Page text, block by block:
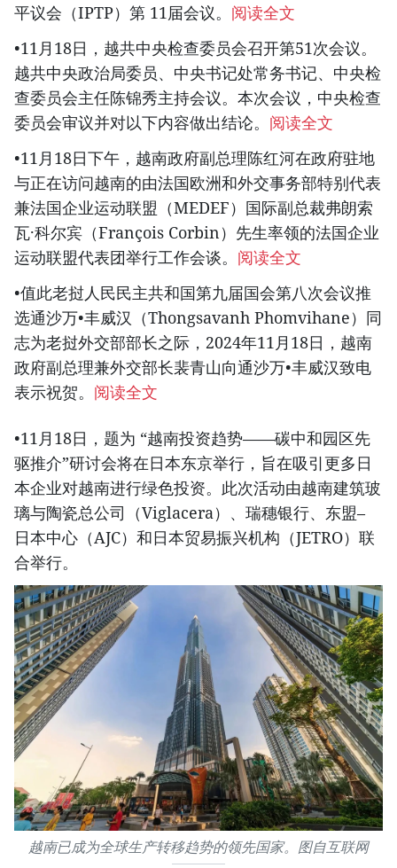
平议会（IPTP）第 11届会议。 阅读全文
•11月18日，越共中央检查委员会召开第51次会议。
越共中央政治局委员、中央书记处常务书记、中央检
查委员会主任陈锦秀主持会议。本次会议，中央检查
委员会审议并对以下内容做出结论。 阅读全文
•11月18日下午，越南政府副总理陈红河在政府驻地
与正在访问越南的由法国欧洲和外交事务部特别代表
兼法国企业运动联盟（MEDEF）国际副总裁弗朗索
瓦·科尔宾（François Corbin）先生率领的法国企业
运动联盟代表团举行工作会谈。 阅读全文
•值此老挝人民民主共和国第九届国会第八次会议推
选通沙万•丰威汉（Thongsavanh Phomvihane）同
志为老挝外交部部长之际，2024年11月18日，越南
政府副总理兼外交部长裴青山向通沙万•丰威汉致电
表示祝贺。 阅读全文
•11月18日，题为 “越南投资趋势——碳中和园区先
驱推介”研讨会将在日本东京举行，旨在吸引更多日
本企业对越南进行绿色投资。此次活动由越南建筑玻
璃与陶瓷总公司（Viglacera）、瑞穗银行、东盟–
日本中心（AJC）和日本贸易振兴机构（JETRO）联
合举行。
越南已成为全球生产转移趋势的领先国家。图自互联网